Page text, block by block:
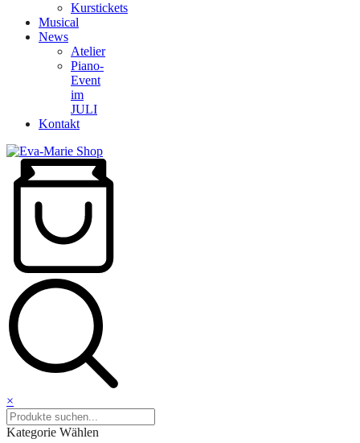
Kurstickets
Musical
News
Atelier
Piano-
Event
im
JULI
Kontakt
×
Kategorie Wählen